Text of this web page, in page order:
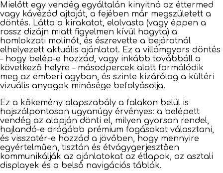
Mielőtt egy vendég egyáltalán kinyitná az éttermed
vagy kávézód ajtaját, a fejében már megszületett a
döntés. Látta a kirakatot, elolvasta (vagy éppen a
rossz dizájn miatt figyelmen kívül hagyta) a
homlokzati molinót, és észrevette a bejáratnál
elhelyezett aktuális ajánlatot. Ez a villámgyors döntés
– hogy belép-e hozzád, vagy inkább továbbáll a
következő helyre – másodpercek alatt formálódik
meg az emberi agyban, és szinte kizárólag a kültéri
vizuális anyagok minősége befolyásolja.
Ez a kőkemény alapszabály a falakon belül is
hajszálpontosan ugyanúgy érvényes: a belépett
vendég az alapján dönti el, milyen gyorsan rendel,
hajlandó-e drágább prémium fogásokat választani,
és visszatér-e hozzád a jövőben, hogy mennyire
egyértelműen, tisztán és étvágygerjesztően
kommunikálják az ajánlatokat az étlapok, az asztali
displayek és a belső navigációs táblák.